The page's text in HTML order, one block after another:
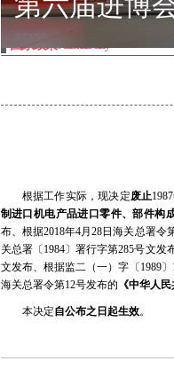
National Policy
根据工作实际，现决定废止1987
制进口机电产品进口零件、部件构
布、根据2018年4月28日海关总署令
关总署〔 1984〕署行字第285号文发
文发布、根据监二（一）字〔 1989〕
海关总署令第12号发布的 《中华人
本决定自公布之日起生效。